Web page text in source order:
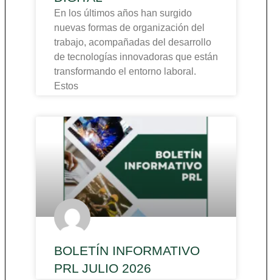
En los últimos años han surgido
nuevas formas de organización del
trabajo, acompañadas del desarrollo
de tecnologías innovadoras que están
transformando el entorno laboral.
Estos
BOLETÍN INFORMATIVO
PRL JULIO 2026